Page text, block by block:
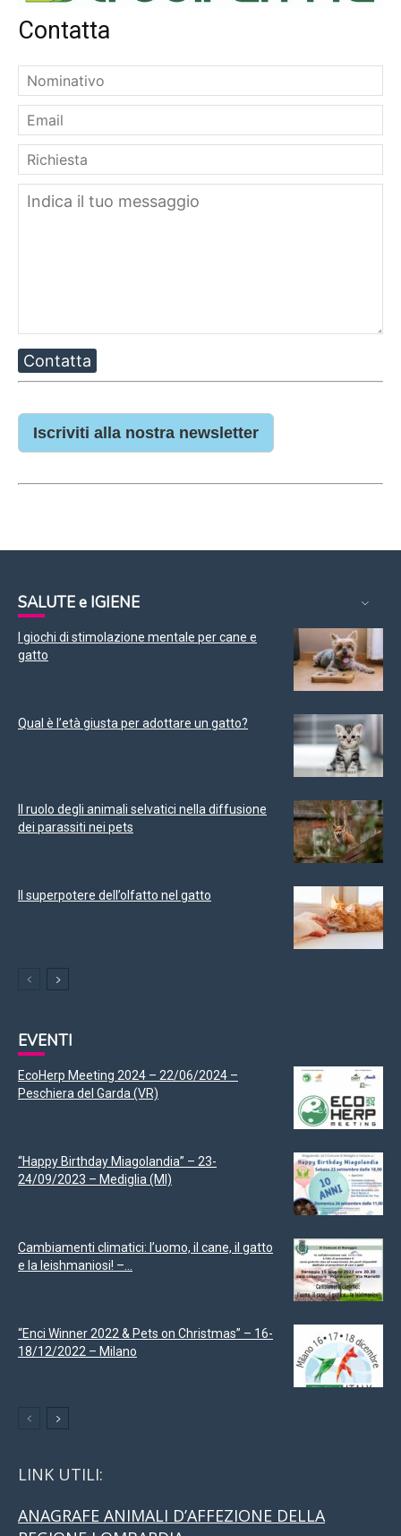
Contatta
Contatta
Iscriviti alla nostra newsletter
SALUTE e IGIENE
I giochi di stimolazione mentale per cane e
gatto
Qual è l’età giusta per adottare un gatto?
Il ruolo degli animali selvatici nella diffusione
dei parassiti nei pets
Il superpotere dell’olfatto nel gatto
EVENTI
EcoHerp Meeting 2024 – 22/06/2024 –
Peschiera del Garda (VR)
“Happy Birthday Miagolandia” – 23-
24/09/2023 – Mediglia (MI)
Cambiamenti climatici: l’uomo, il cane, il gatto
e la leishmaniosi! –...
“Enci Winner 2022 & Pets on Christmas” – 16-
18/12/2022 – Milano
LINK UTILI:
ANAGRAFE ANIMALI D’AFFEZIONE DELLA